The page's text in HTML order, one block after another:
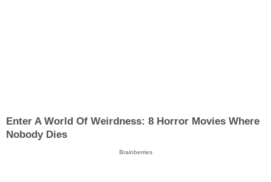
Enter A World Of Weirdness: 8 Horror Movies Where
Nobody Dies
Brainberries